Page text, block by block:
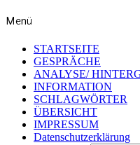
Menü
STARTSEITE
GESPRÄCHE
ANALYSE/
INFORMATION
SCHLAGWÖRTER
ÜBERSICHT
IMPRESSUM
Datenschutzerklärung